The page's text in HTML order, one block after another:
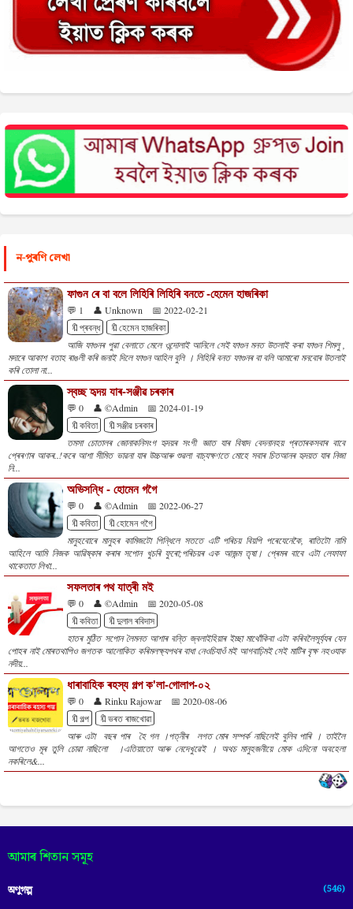
ন-পুৰণি লেখা
ফাগুন ৰে বা বলে লিহিৰি লিহিৰি বনতে -হেমেন হাজৰিকা
💬 1 👤 Unknown
📅 2022-02-21
🔖প্ৰবন্ধ
🔖হেমেন হাজৰিকা
আজি ফাগুনৰ পুৱা বেলাতে মেলে ওন্দোলাই আনিলে সেই ফাগুন মনত উতলাই কৰা ফাগুন শিমলু ,
মদাৰে আকাশ বতাহ ৰাঙলী কৰি জনাই দিলে ফাগুন আহিল বুলি । লিহিৰি বনত ফাগুনৰ বা বলি আমাৰো মনবোৰ উতলাই
কৰি তোলা না...
স্বচ্ছ হৃদয় যাৰ-সঞ্জীৱ চৰকাৰ
💬 0 👤 ©Admin
📅 2024-01-19
🔖কবিতা
🔖সঞ্জীৱ চৰকাৰ
তমসা চোতালৰ জোনাকনিসংগ হৃদয়ৰ সংগী জ্ঞাত যাৰ বিষাদ বেদনানহয় প্ৰতাৰকসবাৰ বাবে
প্ৰেৰণাৰ আকৰ..!কৰে আশা সীমিত ভাৱনা যাৰ উচ্চআৰু শুৱলা বাচ্যক্ষণতে মোহে সবাৰ চিতআনৰ হৃদয়ত যাৰ নিজা
নি...
অভিসন্ধি - হোমেন গগৈ
💬 0 👤 ©Admin
📅 2022-06-27
🔖কবিতা
🔖হোমেন গগৈ
মানুহবোৰে মানুহৰ কামিজটো পিন্ধিলে সততে এটি পৰিচয় বিয়পি পৰেযেনেকৈ, ৰাতিটো নামি
আহিলে আমি নিজক আৱিষ্কাৰ কৰাৰ সপোন খুচৰি ফুৰো;পৰিচয়ৰ এক আজন্ম তৃষা। প্ৰেমৰ বাবে এটা লেফাফা
থাকেতাত লিখা...
সফলতাৰ পথ যাত্ৰী মই
💬 0 👤 ©Admin
📅 2020-05-08
🔖কবিতা
🔖দুলাল ৰবিদাস
হাতৰ মুঠিত সপোন লৈমনত আশাৰ বন্তি জ্বলাইহিয়াৰ ইচ্ছা মাথোঁকিবা এটা কৰিবলৈসূৰ্য্যৰ যেন
পোহৰ নাই মোৰতথাপিও জগতক আলোকিত কৰিমলক্ষ্যপথৰ বাধা নেওচিযাওঁ মই আগবাঢ়িমই সেই মাটিৰ বৃক্ষ নহওযাক
নদীয়...
ধাৰাবাহিক ৰহস্য গল্প ক'লা-গোলাপ-০২
💬 0 👤 Rinku Rajowar
📅 2020-08-06
🔖গল্প
🔖ভৰত ৰাজখোৱা
আৰু এটা বছৰ পাৰ হৈ গল ।পত্নীৰ লগত মোৰ সম্পৰ্ক নাছিলেই বুলিব পাৰি । তাইলৈ
আগতেও মূৰ তুলি চোৱা নাছিলো ।এতিয়াতো আৰু নেদেখুৱেই । অথচ মানুহজনীয়ে মোক এদিনো অবহেলা
নকৰিলে&...
আমাৰ শিতান সমূহ
অণুগল্প
(546)